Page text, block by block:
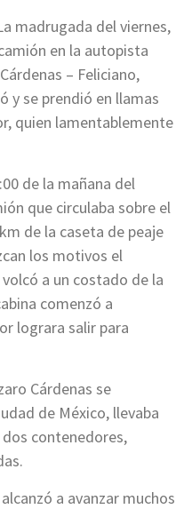
madrugada del viernes,
en la autopista
– Feliciano,
y se prendió en llamas
quien lamentablemente
de la mañana del
que circulaba sobre el
de la caseta de peaje
los motivos el
a un costado de la
comenzó a
lograra salir para
Cárdenas se
de México, llevaba
contenedores,
a avanzar muchos